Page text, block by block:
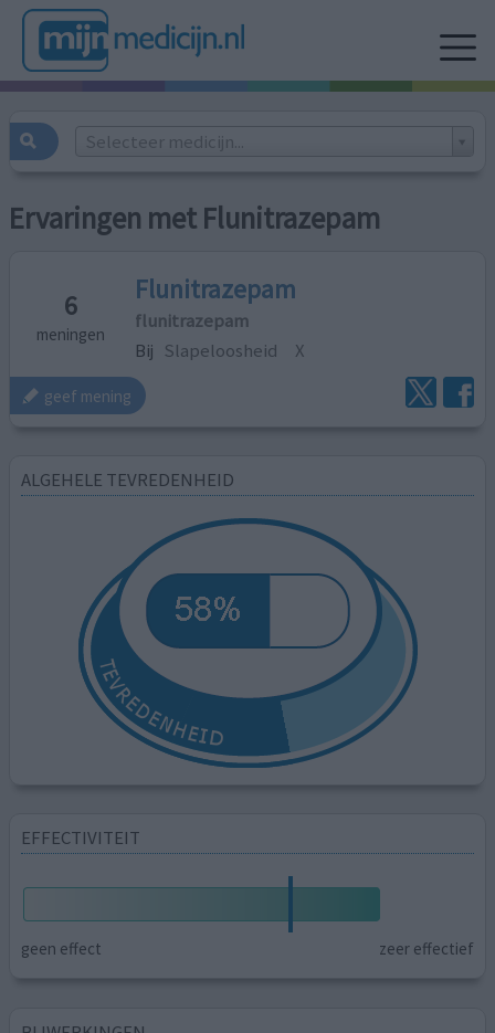
Selecteer medicijn...
Ervaringen met Flunitrazepam
6
meningen
Flunitrazepam
flunitrazepam
Bij Slapeloosheid X
geef mening
ALGEHELE TEVREDENHEID
EFFECTIVITEIT
geen effect zeer effectief